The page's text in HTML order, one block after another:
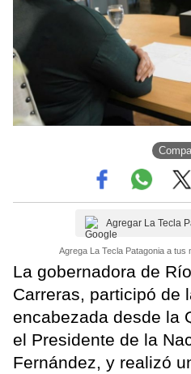
Agregar La Tecla
Agrega La Tecla Patagonia a tus
La gobernadora de
Carreras, participó de
encabezada desde la
el Presidente de la
Fernández, y realizó